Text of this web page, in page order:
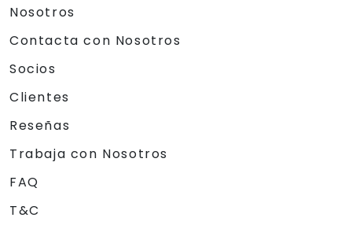
Nosotros
Contacta con Nosotros
Socios
Clientes
Reseñas
Trabaja con Nosotros
FAQ
T&C